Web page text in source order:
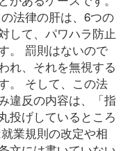
法律の肝は、6つの
して、パワハラ防止
。 罰則はないので
れ、それを無視する
。 そして、この法
違反の内容は、「指
投げしているところ
業規則の改定や相